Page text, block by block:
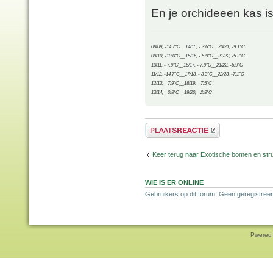
En je orchideeen kas
08/09, -14.7°C__14/15, - 3.6°C__20/21, -9.1°C
09/10, -10.0°C__15/16, - 5.9°C__21/22, -5.2°C
10/11, - 7.9°C__16/17, - 7.9°C__21/22, -6.9°C
11/12, -14.7°C__17/18, - 8.3°C__22/23, -7.1°C
12/13, - 7.9°C__18/19, - 7.5°C
13/14, - 0.8°C__19/20, - 2.8°C
Plaats een reactie
Keer terug naar Exotische bomen en
WIE IS ER ONLINE
Gebruikers op dit forum: Geen